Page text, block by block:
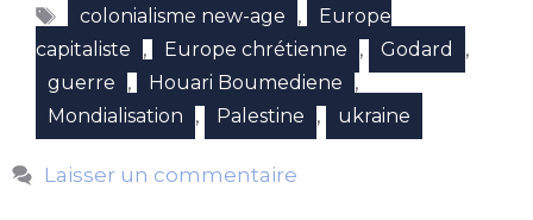
Étiquettes
colonialisme new-age ,
Europe
capitaliste
, Europe chrétienne , Godard ,
guerre , Houari Boumediene ,
Mondialisation , Palestine , ukraine
Laisser un commentaire